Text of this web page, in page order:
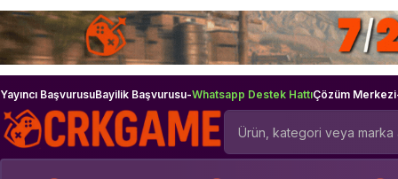
Yayıncı BaşvurusuBayilik Başvurusu-Whatsapp Destek HattıÇözüm Merkezi